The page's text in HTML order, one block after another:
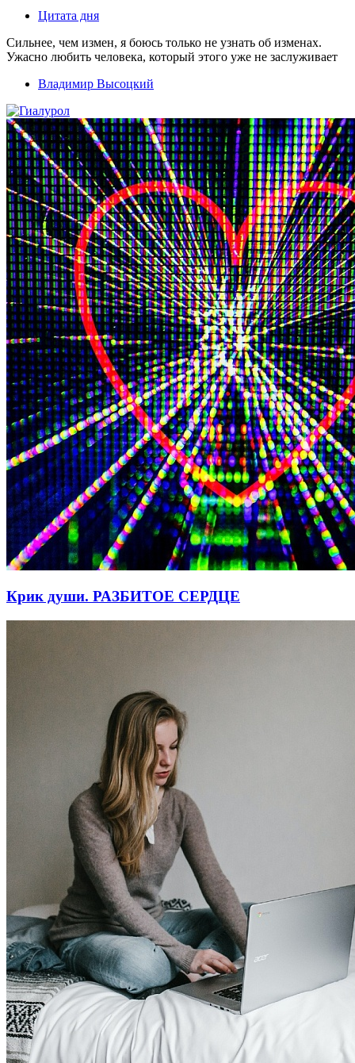
Цитата дня
Сильнее, чем измен, я боюсь только не узнать об изменах.
Ужасно любить человека, который этого уже не заслуживает
Владимир Высоцкий
Крик души. РАЗБИТОЕ СЕРДЦЕ